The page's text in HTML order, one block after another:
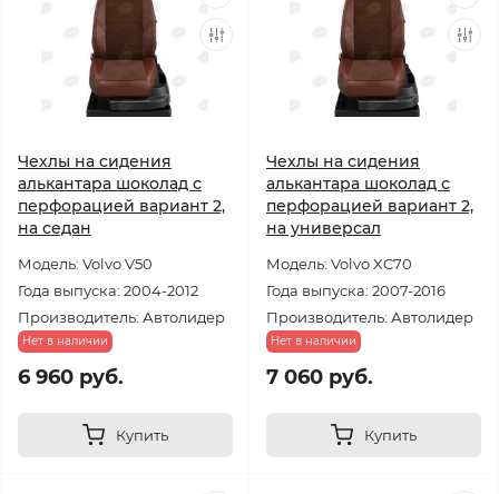
Чехлы на сидения
алькантара шоколад с
перфорацией вариант 2,
на седан
Модель: Volvo V50
Года выпуска: 2004-2012
Производитель: Автолидер
Нет в наличии
6 960 руб.
Купить
Чехлы на сидения
алькантара шоколад с
перфорацией вариант 2,
на универсал
Модель: Volvo XC70
Года выпуска: 2007-2016
Производитель: Автолидер
Нет в наличии
7 060 руб.
Купить